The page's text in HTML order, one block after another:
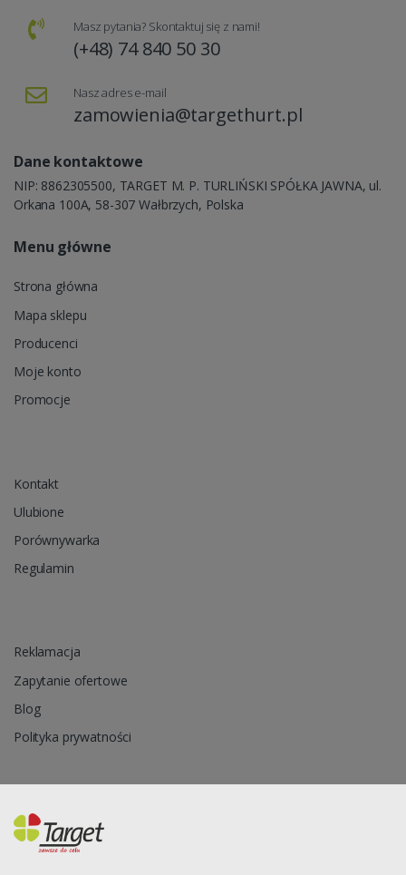
Masz pytania? Skontaktuj się z nami!
(+48) 74 840 50 30
Nasz adres e-mail
zamowienia@targethurt.pl
Dane kontaktowe
NIP: 8862305500, TARGET M. P. TURLIŃSKI SPÓŁKA JAWNA, ul.
Orkana 100A, 58-307 Wałbrzych, Polska
Menu główne
Strona główna
Mapa sklepu
Producenci
Moje konto
Promocje
Kontakt
Ulubione
Porównywarka
Regulamin
Reklamacja
Zapytanie ofertowe
Blog
Polityka prywatności
Oprogramowanie sklepu internetowego dostarcza